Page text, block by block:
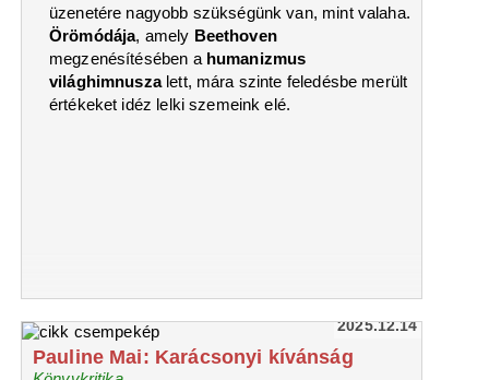
üzenetére nagyobb szükségünk van, mint valaha.
Örömódája, amely Beethoven
megzenésítésében a humanizmus
világhimnuszalett, mára szinte feledésbe merült
értékeket idéz lelki szemeink elé.
2025.12.14
Pauline Mai: Karácsonyi kívánság